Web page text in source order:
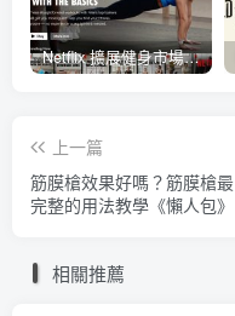
Netflix 擴展健身市場 與 Nike 合作推出《Nike Training Club》系列健身影片
上一篇
筋膜槍效果好嗎？筋膜槍最
完整的用法教學《懶人包》
相關推薦